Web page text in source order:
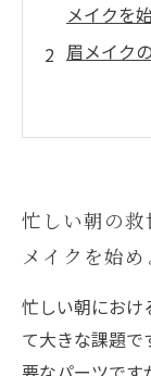
メイクを
眉メイク
施術の流
タトゥー
自然な眉
に短縮！
初心者に
時短メイ
忙しい朝の
メイクを始め
忙しい朝におけ
て大きな課題で